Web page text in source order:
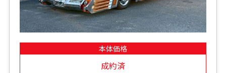
本体価格
成約済